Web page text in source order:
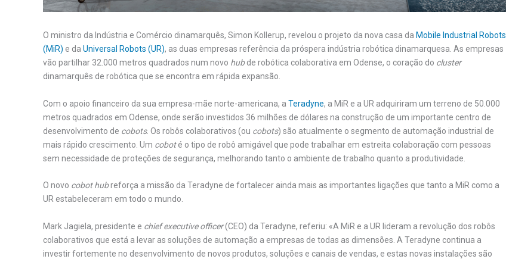
O ministro da Indústria e Comércio dinamarquês, Simon Kollerup, revelou o projeto da nova casa da Mobile Industrial Robots
(MiR) e da Universal Robots (UR), as duas empresas referência da próspera indústria robótica dinamarquesa. As empresas
vão partilhar 32.000 metros quadrados num novo hubde robótica colaborativa em Odense, o coração do cluster
dinamarquês de robótica que se encontra em rápida expansão.
Com o apoio financeiro da sua empresa-mãe norte-americana, a Teradyne, a MiR e a UR adquiriram um terreno de 50.000
metros quadrados em Odense, onde serão investidos 36 milhões de dólares na construção de um importante centro de
desenvolvimento de cobots. Os robôs colaborativos (ou cobots) são atualmente o segmento de automação industrial de
mais rápido crescimento. Um coboté o tipo de robô amigável que pode trabalhar em estreita colaboração com pessoas
sem necessidade de proteções de segurança, melhorando tanto o ambiente de trabalho quanto a produtividade.
O novo cobot hubreforça a missão da Teradyne de fortalecer ainda mais as importantes ligações que tanto a MiR como a
UR estabeleceram em todo o mundo.
Mark Jagiela, presidente e chief executive officer(CEO) da Teradyne, referiu: «A MiR e a UR lideram a revolução dos robôs
colaborativos que está a levar as soluções de automação a empresas de todas as dimensões. A Teradyne continua a
investir fortemente no desenvolvimento de novos produtos, soluções e canais de vendas, e estas novas instalações são